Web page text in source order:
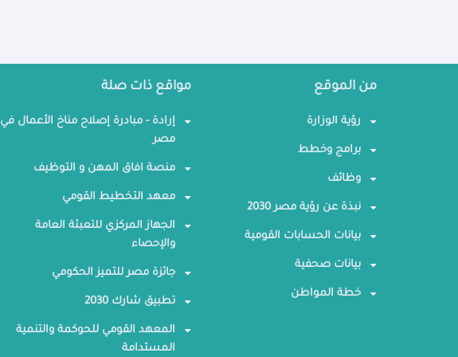
من الموقع
رؤية الوزارة
برامج وخطط
وظائف
نبذة عن رؤية مصر 2030
بيانات الحسابات القومية
بيانات صحفية
خطة المواطن
مواقع ذات صلة
إرادة - مبادرة إصلاح مناخ الأعمال في
مصر
منصة افاق المهن و التوظيف
معهد التخطيط القومي
الجهاز المركزي للتعبئة العامة
والإحصاء
جائزة مصر للتميز الحكومي
تطبيق شارك 2030
المعهد القومي للحوكمة والتنمية
المستدامة